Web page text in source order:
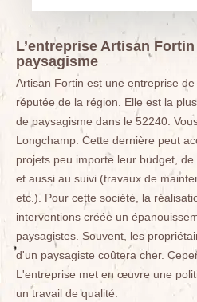
L’entreprise Artisan
paysagisme
Artisan Fortin est une entreprise
réputée de la région. Elle est la
de paysagisme dans le 52240.
Longchamp. Cette dernière peut
projets peu importe leur budget,
et aussi au suivi (travaux de
etc.). Pour cette société, la
interventions créée un
paysagistes. Souvent, les
d'un paysagiste coûtera cher.
L'entreprise met en œuvre une
un travail de qualité.